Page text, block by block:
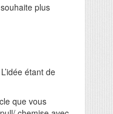
plus
étant de
que vous